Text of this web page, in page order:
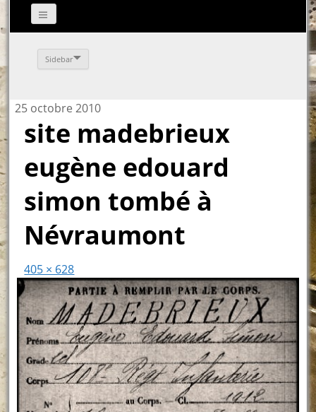
Sidebar
25 octobre 2010
site madebrieux
eugène edouard
simon tombé à
Névraumont
405 × 628